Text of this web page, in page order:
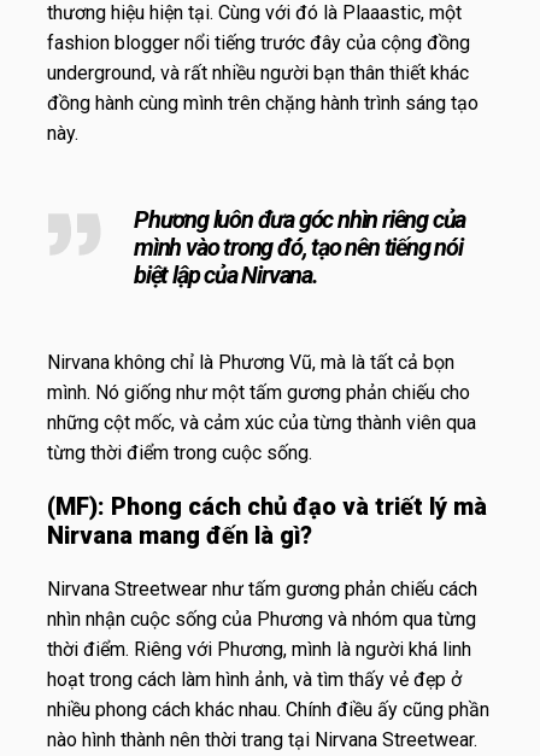
thương hiệu hiện tại. Cùng với đó là Plaaastic, một
fashion blogger nổi tiếng trước đây của cộng đồng
underground, và rất nhiều người bạn thân thiết khác
đồng hành cùng mình trên chặng hành trình sáng tạo
này.
Phương luôn đưa góc nhìn riêng của
mình vào trong đó, tạo nên tiếng nói
biệt lập của Nirvana.
Nirvana không chỉ là Phương Vũ, mà là tất cả bọn
mình. Nó giống như một tấm gương phản chiếu cho
những cột mốc, và cảm xúc của từng thành viên qua
từng thời điểm trong cuộc sống.
(MF): Phong cách chủ đạo và triết lý mà
Nirvana mang đến là gì?
Nirvana Streetwear như tấm gương phản chiếu cách
nhìn nhận cuộc sống của Phương và nhóm qua từng
thời điểm. Riêng với Phương, mình là người khá linh
hoạt trong cách làm hình ảnh, và tìm thấy vẻ đẹp ở
nhiều phong cách khác nhau. Chính điều ấy cũng phần
nào hình thành nên thời trang tại Nirvana Streetwear.